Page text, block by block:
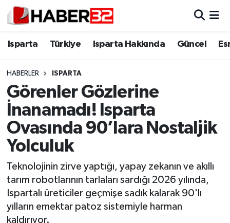
Isparta Türkiye Isparta Hakkında Güncel
HABERLER ISPARTA
Görenler Gözlerine
İnanamadı! Isparta
Ovasında 90’lara Nostaljik
Yolculuk
Teknolojinin zirve yaptığı, yapay zekanın ve akıllı
tarım robotlarının tarlaları sardığı 2026 yılında,
Ispartalı üreticiler geçmişe sadık kalarak 90'lı
yılların emektar patoz sistemiyle harman
kaldırıyor.
Isparta
Esnaf Diyor ki;
ASAYİŞ
BİLİM VE TEKNOLOJİ
EĞİTİM
GENEL
Isparta Nöbetçi Eczaneler
Isparta Trafik Yoğunluk Haritası
Süper Lig Puan Durumu ve Fikstür
Tüm Manşetler
Son Dakika Haberleri
Haber Arşivi